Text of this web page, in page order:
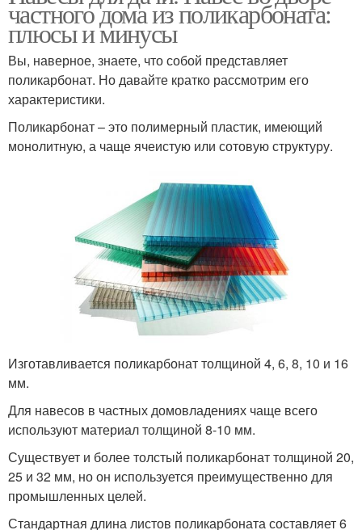
материалов
Навес из профильных
труб
Навес к дачному домику
навеса
Навес для дачи
частного дома из поликарбоната:
плюсы и минусы
Вы, наверное, знаете, что собой представляет
поликарбонат. Но давайте кратко рассмотрим его
характеристики.
Поликарбонат – это полимерный пластик, имеющий
монолитную, а чаще ячеистую или сотовую структуру.
Изготавливается поликарбонат толщиной 4, 6, 8, 10 и 16
мм.
Для навесов в частных домовладениях чаще всего
используют материал толщиной 8-10 мм.
Существует и более толстый поликарбонат толщиной 20,
25 и 32 мм, но он используется преимущественно для
промышленных целей.
Стандартная длина листов поликарбоната составляет 6